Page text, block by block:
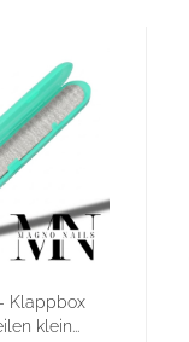
Klappbox
klein...